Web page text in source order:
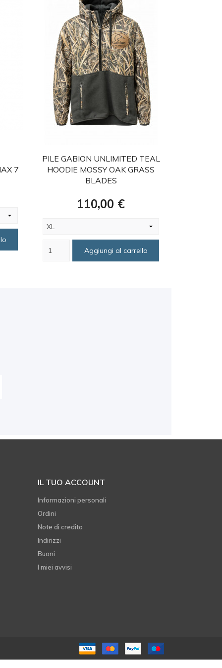
7
favorite
PILE GABION UNLIMITED TEAL
HOODIE MOSSY OAK GRASS
BLADES
Prezzo
110,00 €
Aggiungi al carrello
IL TUO ACCOUNT
Informazioni personali
Ordini
Note di credito
Indirizzi
Buoni
I miei avvisi